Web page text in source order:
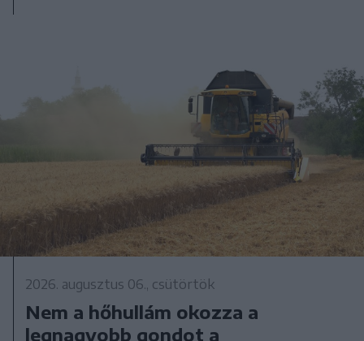
2026. augusztus 06., csütörtök
Nem a hőhullám okozza a
legnagyobb gondot a